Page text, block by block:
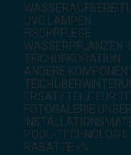
UVC LAMPEN
FISCHPFLEGE
WASSERPFLANZEN-
TEICHDEKORATION
ANDERE
ERSATZTEILE FÜR
FOTOGALERIE
POOL-TECHNOLOGIE
RABATTE -%